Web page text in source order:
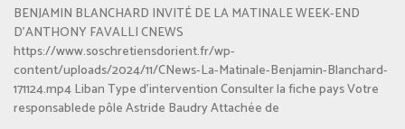
BENJAMIN BLANCHARD INVITÉ DE LA MATINALE WEEK-END
D’ANTHONY FAVALLI CNEWS
https://www.soschretiensdorient.fr/wp-
content/uploads/2024/11/CNews-La-Matinale-Benjamin-Blanchard-
171124.mp4 Liban Type d’intervention Consulter la fiche pays Votre
responsablede pôle Astride Baudry Attachée de